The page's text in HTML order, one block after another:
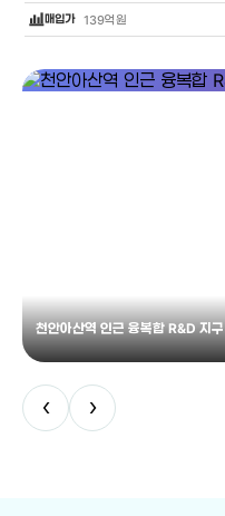
bar_chart_4_bars매입가 139억원
천안아산역 인근 융복합 R&D 지구
‹ ›